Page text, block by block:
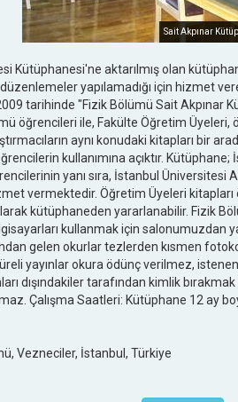
Sait Akpınar
Kütüphanesi'ne aktarılmış olan
yapılamadığı için hizmet
tarihinde "Fizik Bölümü Sait Akpınar
öğrencileri ile, Fakülte Öğretim Üyeleri,
aynı konudaki kitapları bir
kullanımına açıktır.
yanı sıra, İstanbul
vermektedir. Öğretim Üyeleri
kütüphaneden yararlanabilir. Fizik
kullanmak için
gelen okurlar tezlerden kısmen
yayınlar okura ödünç verilmez,
dışındakiler tarafından kimlik
Çalışma Saatleri: Kütüphane 12 ay
Vezneciler, İstanbul, Türkiye